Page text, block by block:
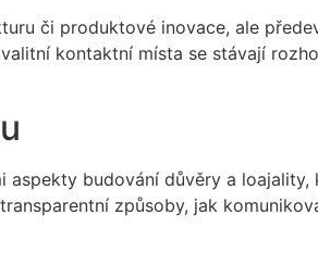
či produktové inovace, ale
kontaktní místa se stávají
aspekty budování důvěry a loajality,
způsoby, jak